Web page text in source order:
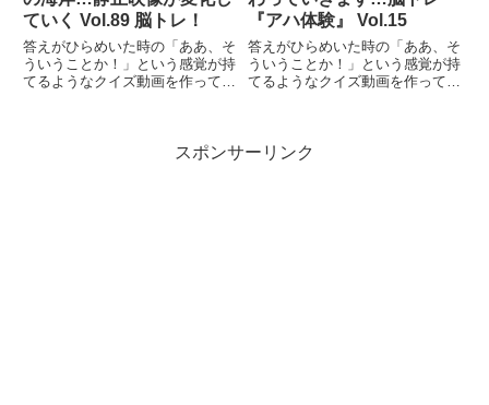
ていく Vol.89 脳トレ！
答えがひらめいた時の「ああ、そ
ういうことか！」という感覚が持
てるようなクイズ動画を作ってみ
『アハ体験』 Vol.15
答えがひらめいた時の「ああ、そ
ういうことか！」という感覚が持
てるようなクイズ動画を作ってみ
スポンサーリンク